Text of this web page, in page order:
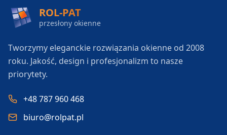
ROL-PAT
przesłony okienne
Tworzymy eleganckie rozwiązania okienne od 2008
roku. Jakość, design i profesjonalizm to nasze
priorytety.
+48 787 960 468
biuro@rolpat.pl